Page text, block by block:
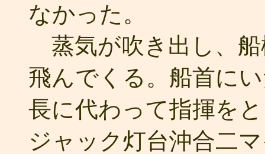
なかった。
蒸気が吹き出し、
飛んでくる。船首に
長に代わって指揮を
ジャック灯台沖合二